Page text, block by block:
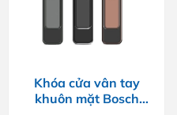
Khóa cửa vân tay
khuôn mặt Bosch